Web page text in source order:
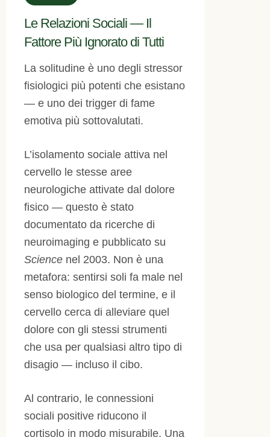
Le Relazioni Sociali — Il
Fattore Più Ignorato di Tutti
La solitudine è uno degli stressor
fisiologici più potenti che esistano
— e uno dei trigger di fame
emotiva più sottovalutati.
L’isolamento sociale attiva nel
cervello le stesse aree
neurologiche attivate dal dolore
fisico — questo è stato
documentato da ricerche di
neuroimaging e pubblicato su
Science nel 2003. Non è una
metafora: sentirsi soli fa male nel
senso biologico del termine, e il
cervello cerca di alleviare quel
dolore con gli stessi strumenti
che usa per qualsiasi altro tipo di
disagio — incluso il cibo.
Al contrario, le connessioni
sociali positive riducono il
cortisolo in modo misurabile. Una